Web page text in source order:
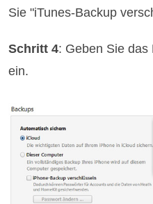
Sie "iTunes-Backup
Schritt 4: Geben Sie das
ein.